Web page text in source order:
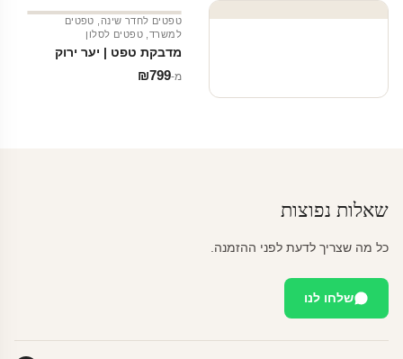
טפטים לחדר שינה
טפטים
למשרד טפטים לסלון
מדבקת טפט | יער ירוק
מ‑ ₪799
שאלות נפוצות
כל מה שצריך לדעת לפני ההזמנה.
שלחו לנו